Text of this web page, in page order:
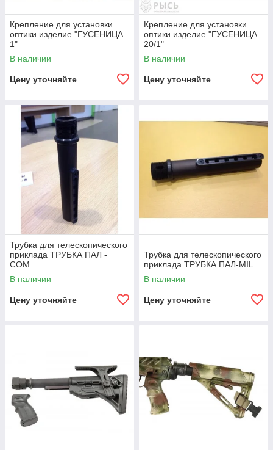
Крепление для установки
оптики изделие "ГУСЕНИЦА
1"
В наличии
Цену уточняйте
Крепление для установки
оптики изделие "ГУСЕНИЦА
20/1"
В наличии
Цену уточняйте
Трубка для телескопического
приклада ТРУБКА ПАЛ -
COM
В наличии
Цену уточняйте
Трубка для телескопического
приклада ТРУБКА ПАЛ-MIL
В наличии
Цену уточняйте